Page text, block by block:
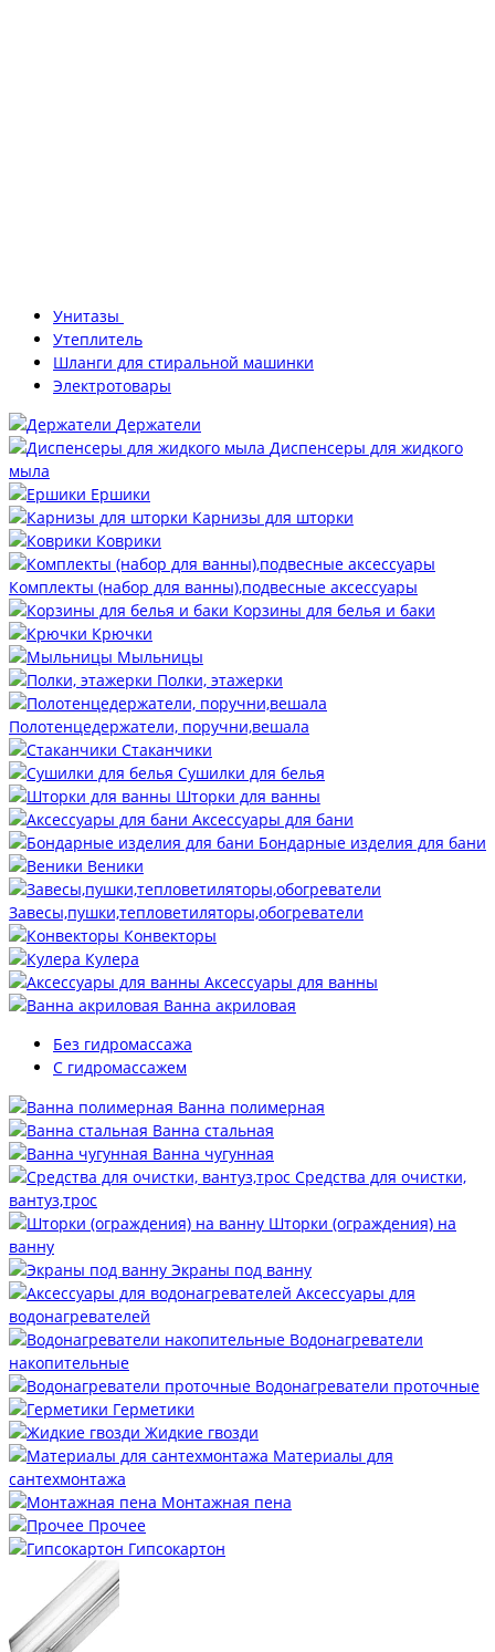
Унитазы
Утеплитель
Шланги для стиральной машинки
Электротовары
Держатели
Диспенсеры для жидкого
мыла
Ершики
Карнизы для шторки
Коврики
Комплекты (набор для ванны),подвесные аксессуары
Корзины для белья и баки
Крючки
Мыльницы
Полки, этажерки
Полотенцедержатели, поручни,вешала
Стаканчики
Сушилки для белья
Шторки для ванны
Аксессуары для бани
Бондарные изделия для бани
Веники
Завесы,пушки,тепловетиляторы,обогреватели
Конвекторы
Кулера
Аксессуары для ванны
Ванна акриловая
Без гидромассажа
С гидромассажем
Ванна полимерная
Ванна стальная
Ванна чугунная
Средства для очистки,
вантуз,трос
Шторки (ограждения) на
ванну
Экраны под ванну
Аксессуары для
водонагревателей
Водонагреватели
накопительные
Водонагреватели проточные
Герметики
Жидкие гвозди
Материалы для
сантехмонтажа
Монтажная пена
Прочее
Гипсокартон